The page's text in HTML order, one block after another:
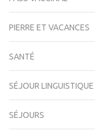
PIERRE ET VACANCES
SANTÉ
SÉJOUR LINGUISTIQUE
SÉJOURS